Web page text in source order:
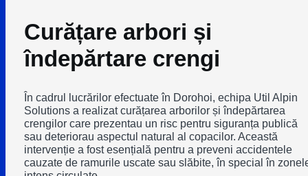
Curățare arbori și
îndepărtare crengi
În cadrul lucrărilor efectuate în Dorohoi, echipa Util Alpin
Solutions a realizat curățarea arborilor și îndepărtarea
crengilor care prezentau un risc pentru siguranța publică
sau deteriorau aspectul natural al copacilor. Această
intervenție a fost esențială pentru a preveni accidentele
cauzate de ramurile uscate sau slăbite, în special în